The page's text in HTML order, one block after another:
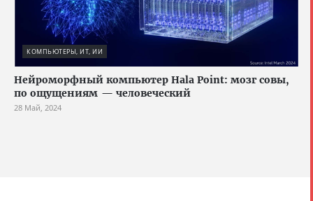
КОМПЬЮТЕРЫ, ИТ, ИИ
Нейроморфный компьютер Hala Point: мозг совы,
по ощущениям — человеческий
28 Май, 2024